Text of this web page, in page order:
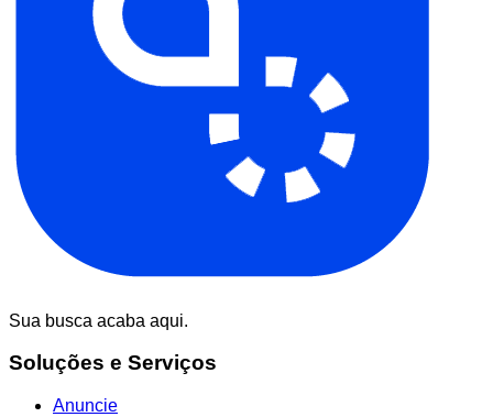
Sua busca acaba aqui.
Soluções e Serviços
Anuncie